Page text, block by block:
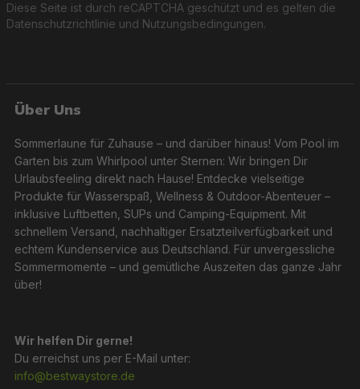
Diese Seite ist durch reCAPTCHA geschützt und es gelten die
Datenschutzrichtlinie und Nutzungsbedingungen.
Über Uns
Sommerlaune für Zuhause – und darüber hinaus! Vom Pool im
Garten bis zum Whirlpool unter Sternen: Wir bringen Dir
Urlaubsfeeling direkt nach Hause! Entdecke vielseitige
Produkte für Wasserspaß, Wellness & Outdoor-Abenteuer –
inklusive Luftbetten, SUPs und Camping-Equipment. Mit
schnellem Versand, nachhaltiger Ersatzteilverfügbarkeit und
echtem Kundenservice aus Deutschland. Für unvergessliche
Sommermomente – und gemütliche Auszeiten das ganze Jahr
über!
Wir helfen Dir gerne!
Du erreichst uns per E-Mail unter:
info@bestwaystore.de